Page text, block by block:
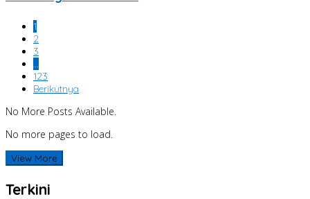
1
2
3
123
Berikutnya
No More Posts Available.
No more pages to load.
View More
Terkini